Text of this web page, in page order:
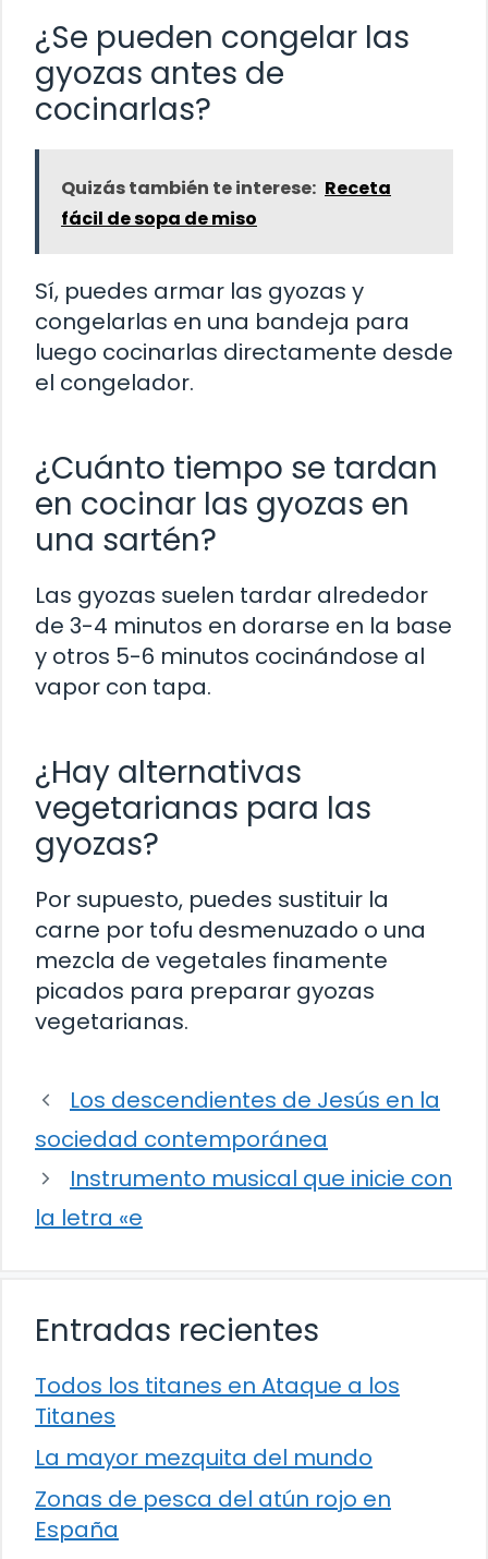
¿Se pueden congelar las
gyozas antes de
cocinarlas?
Quizás también te interese: Receta
fácil de sopa de miso
Sí, puedes armar las gyozas y
congelarlas en una bandeja para
luego cocinarlas directamente desde
el congelador.
¿Cuánto tiempo se tardan
en cocinar las gyozas en
una sartén?
Las gyozas suelen tardar alrededor
de 3-4 minutos en dorarse en la base
y otros 5-6 minutos cocinándose al
vapor con tapa.
¿Hay alternativas
vegetarianas para las
gyozas?
Por supuesto, puedes sustituir la
carne por tofu desmenuzado o una
mezcla de vegetales finamente
picados para preparar gyozas
vegetarianas.
Los descendientes de Jesús en la
sociedad contemporánea
Instrumento musical que inicie con
la letra «e
Entradas recientes
Todos los titanes en Ataque a los
Titanes
La mayor mezquita del mundo
Zonas de pesca del atún rojo en
España